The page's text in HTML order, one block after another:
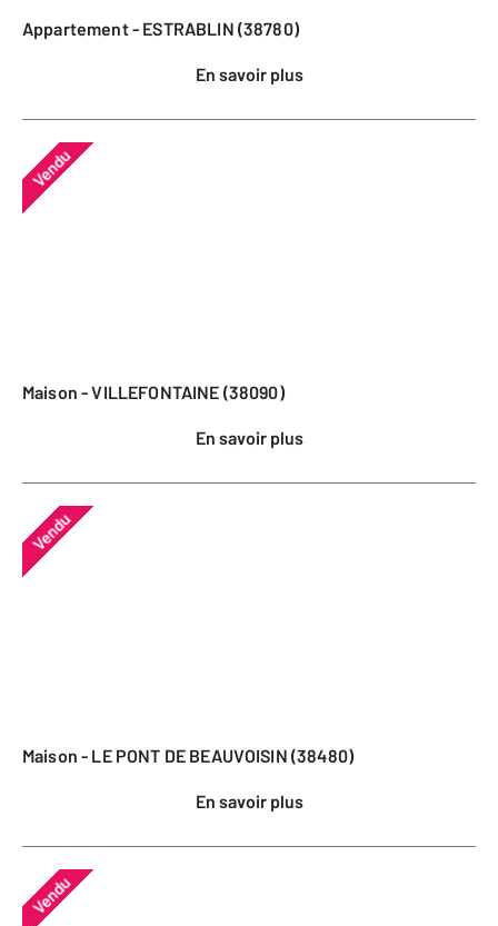
Appartement - ESTRABLIN (38780)
En savoir plus
Vendu
Maison - VILLEFONTAINE (38090)
En savoir plus
Vendu
Maison - LE PONT DE BEAUVOISIN (38480)
En savoir plus
Vendu